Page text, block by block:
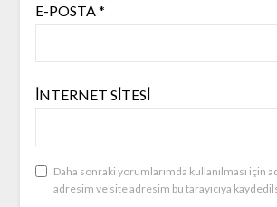
E-POSTA*
İNTERNET SITESI
Daha sonraki yorumlarımda kullanılması için
adresim ve site adresim bu tarayıcıya